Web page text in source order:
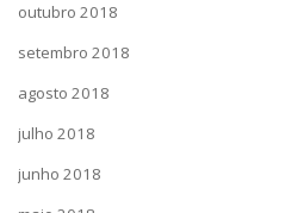
outubro 2018
setembro 2018
agosto 2018
julho 2018
junho 2018